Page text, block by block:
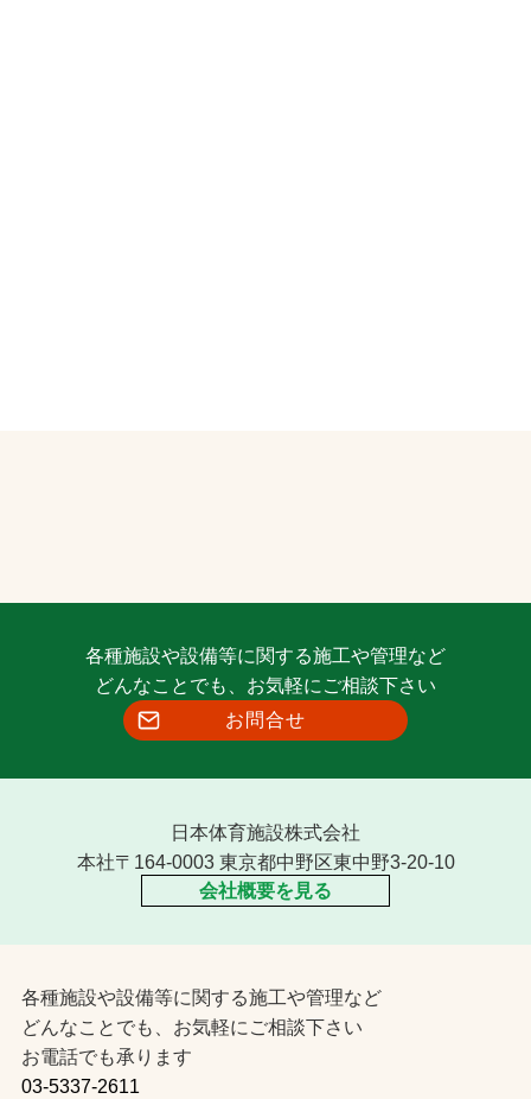
各種施設や設備等に関する施工や管理など
どんなことでも、お気軽にご相談下さい
お問合せ
日本体育施設株式会社
本社〒164-0003 東京都中野区東中野3-20-10
会社概要を見る
各種施設や設備等に関する施工や管理など
どんなことでも、お気軽にご相談下さい
お電話でも承ります
03-5337-2611